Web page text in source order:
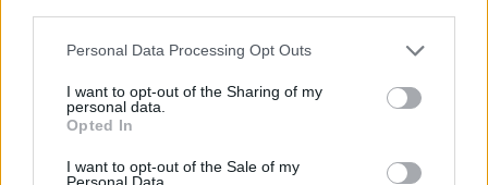
Personal Data Processing Opt Outs
I want to opt-out of the Sharing of my
personal data.
Opted In
I want to opt-out of the Sale of my
Personal Data.
Fontos, hogy csak emelt szintű nyelvi érettségivel kaphattok
nyelvvizsga-bizonyítványt.
Fuchs Viktória